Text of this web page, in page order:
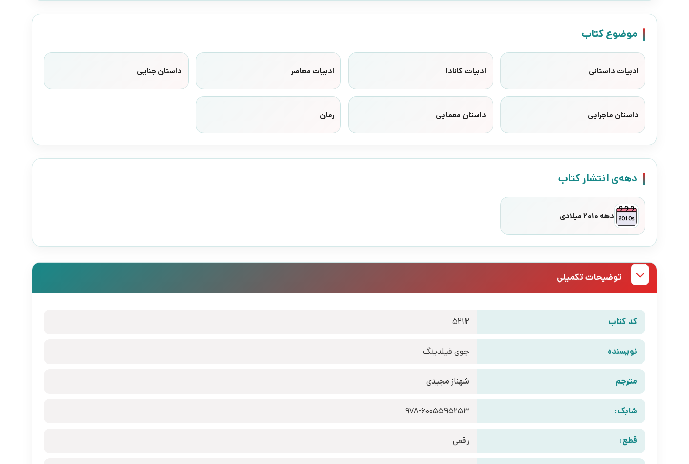
موضوع کتاب
ادبیات داستانی ادبیات کانادا ادبیات معاصر داستان جنایی
داستان ماجرایی داستان معمایی رمان
دهه‌ی انتشار کتاب
دهه 2010 میلادی
توضیحات تکمیلی
کد کتاب 5212
نویسنده جوی فیلدینگ
مترجم شهناز مجیدی
شابک: 978-6005595253
قطع: رقعی